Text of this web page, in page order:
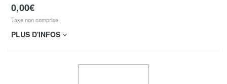
0,00€
Taxe non comprise
PLUS D'INFOS